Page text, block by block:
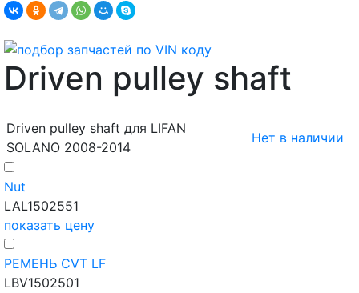
Driven pulley shaft
Driven pulley shaft для LIFAN
SOLANO 2008-2014
Нет в наличии
Nut
LAL1502551
показать цену
РЕМЕНЬ CVT LF
LBV1502501